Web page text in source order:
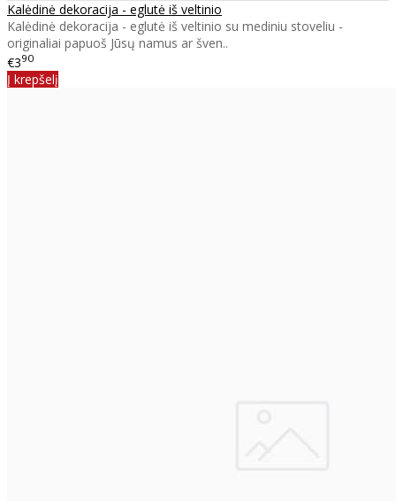
Kalėdinė dekoracija - eglutė iš veltinio
Kalėdinė dekoracija - eglutė iš veltinio su mediniu stoveliu -
originaliai papuoš Jūsų namus ar šven..
€390
Į krepšelį